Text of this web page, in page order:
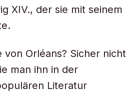
XIV., der sie mit seinem
von Orléans? Sicher nicht
man ihn in der
Literatur